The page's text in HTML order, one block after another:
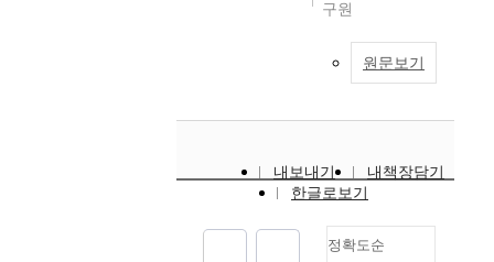
구원
원문보기
내보내기
내책장담기
한글로보기
정확도순